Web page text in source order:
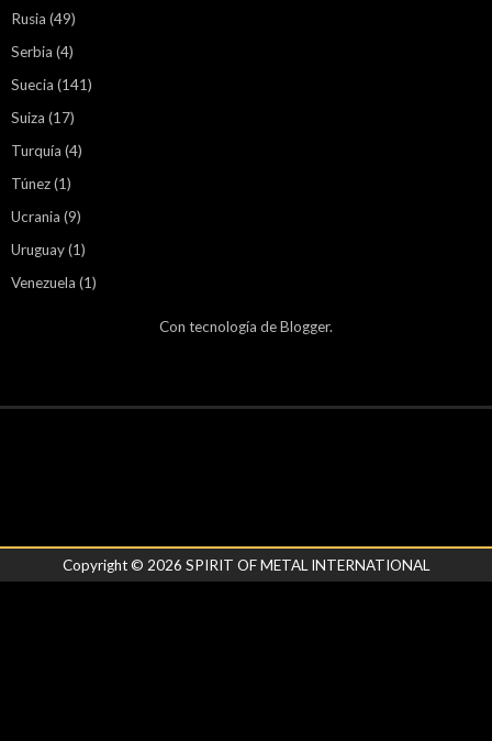
Rusia (49)
Serbia (4)
Suecia (141)
Suiza (17)
Turquía (4)
Túnez(1)
Ucrania (9)
Uruguay(1)
Venezuela (1)
Con tecnología deBlogger.
Copyright © 2026 SPIRIT OF METAL INTERNATIONAL